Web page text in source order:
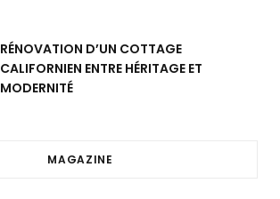
RÉNOVATION D’UN COTTAGE
CALIFORNIEN ENTRE HÉRITAGE ET
MODERNITÉ
MAGAZINE